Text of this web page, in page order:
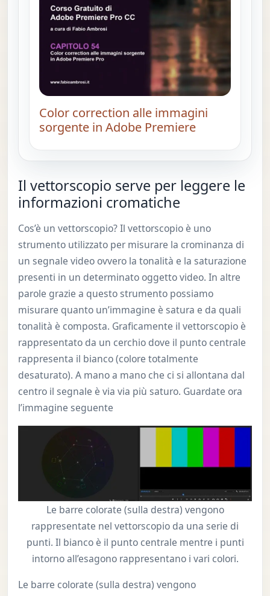
Color correction alle immagini
sorgente in Adobe Premiere
Il vettorscopio serve per leggere le
informazioni cromatiche
Cos’è un vettorscopio? Il vettorscopio è uno
strumento utilizzato per misurare la crominanza di
un segnale video ovvero la tonalità e la saturazione
presenti in un determinato oggetto video. In altre
parole grazie a questo strumento possiamo
misurare quanto un’immagine è satura e da quali
tonalità è composta. Graficamente il vettorscopio è
rappresentato da un cerchio dove il punto centrale
rappresenta il bianco (colore totalmente
desaturato). A mano a mano che ci si allontana dal
centro il segnale è via via più saturo. Guardate ora
l’immagine seguente
Le barre colorate (sulla destra) vengono
rappresentate nel vettorscopio da una serie di
punti. Il bianco è il punto centrale mentre i punti
intorno all’esagono rappresentano i vari colori.
Le barre colorate (sulla destra) vengono